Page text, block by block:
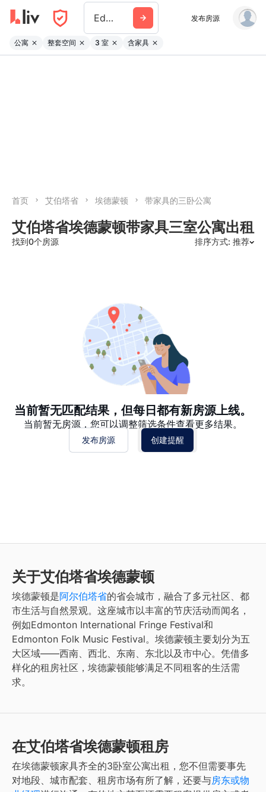
Edmonton 发布房源
公寓 整套空间 3 室 含家具
首页 艾伯塔省 埃德蒙顿 带家具的三卧公寓
艾伯塔省埃德蒙顿带家具三室公寓出租
找到0个房源 排序方式: 推荐
当前暂无匹配结果，但每日都有新房源上线。
当前暂无房源，您可以调整筛选条件查看更多结果。
发布房源 创建提醒
关于艾伯塔省埃德蒙顿
埃德蒙顿是阿尔伯塔省的省会城市，融合了多元社区、都
市生活与自然景观。这座城市以丰富的节庆活动而闻名，
例如Edmonton International Fringe Festival和
Edmonton Folk Music Festival。埃德蒙顿主要划分为五
大区域——西南、西北、东南、东北以及市中心。凭借多
样化的租房社区，埃德蒙顿能够满足不同租客的生活需
求。
在艾伯塔省埃德蒙顿租房
在埃德蒙顿家具齐全的3卧室公寓出租 ，您不但需要事先
对地段、城市配套、租房市场有所了解，还要与房东或物